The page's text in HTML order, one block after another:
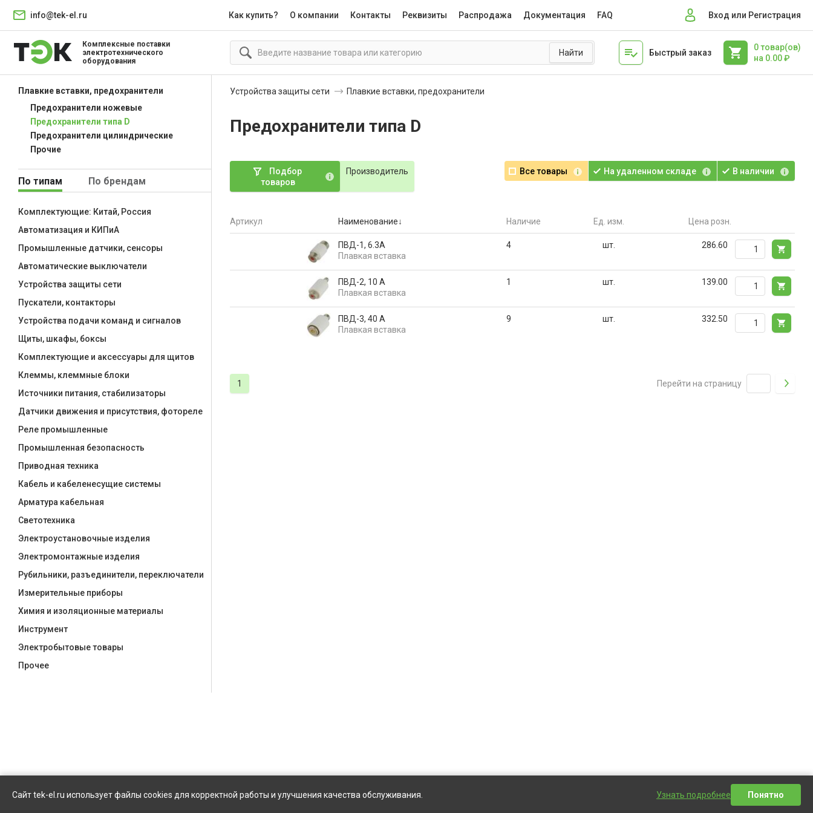
info@tek-el.ru Как купить? О компании Контакты Реквизиты Распродажа Документация FAQ Вход или Регистрация
Комплексные поставки
электротехнического
оборудования
Быстрый заказ
0товар(ов)
на 0.00₽
Устройства защиты сети Плавкие вставки, предохранители
Предохранители типа D
Подбор
товаров
Производитель Все товары На удаленном складе В наличии
Артикул Наименование Наличие Ед. изм. Цена розн.
ПВД-1, 6.3А
Плавкая вставка
4 шт. 286.60
ПВД-2, 10 А
Плавкая вставка
1 шт. 139.00
ПВД-3, 40 А
Плавкая вставка
9 шт. 332.50
1 Перейти на страницу
Плавкие вставки, предохранители
Предохранители ножевые
Предохранители типа D
Предохранители цилиндрические
Прочие
По типам По брендам
Комплектующие: Китай, Россия
Автоматизация и КИПиА
Промышленные датчики, сенсоры
Автоматические выключатели
Устройства защиты сети
Пускатели, контакторы
Устройства подачи команд и сигналов
Щиты, шкафы, боксы
Комплектующие и аксессуары для щитов
Клеммы, клеммные блоки
Источники питания, стабилизаторы
Датчики движения и присутствия, фотореле
Реле промышленные
Промышленная безопасность
Приводная техника
Кабель и кабеленесущие системы
Арматура кабельная
Светотехника
Электроустановочные изделия
Электромонтажные изделия
Рубильники, разъединители, переключатели
Измерительные приборы
Химия и изоляционные материалы
Инструмент
Электробытовые товары
Прочее
Написать сообщение
Сайт tek-el.ru использует файлы cookies для корректной работы и улучшения качества обслуживания. Узнать подробнее Понятно